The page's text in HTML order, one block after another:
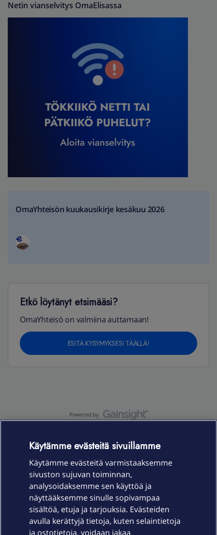
Netin vianselvitys OmaElisassa
OmaYhteisön kuukausikirje kesäkuu 2026
Etkö löytänyt etsimääsi?
OmaYhteisö on valmiina auttamaan!
ESITÄ KYSYMYKSESI TÄÄLLÄ!
Laitteet & liittymät
Palvelut
Käytämme evästeitä sivuillamme
Käytämme evästeitä varmistaaksemme
sivuston sujuvan toiminnan,
analysoidaksemme sen käyttöä ja
näyttääksemme sinulle sopivampaa
sisältöä, etuja ja tarjouksia. Evästeiden
avulla kerättyjä tietoja, kuten selaintietoja
ja ostotietoja, voidaan jakaa